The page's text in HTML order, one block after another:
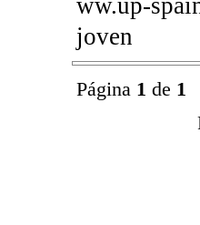
ww.up-
joven
Página 1 de 1